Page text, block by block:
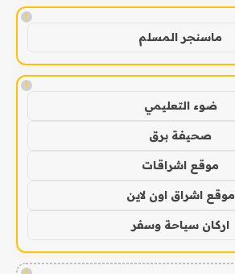
!
ماسنجر المسلم
!
ضوء التعليمي
صحيفة برق
موقع اشراقات
موقع اشراق اون لاين
اركان سياحة وسفر